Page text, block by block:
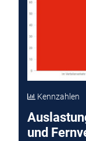
Kennzahlen
und